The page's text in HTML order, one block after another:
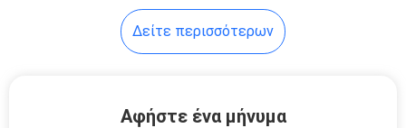
μίας χρήσης
Δείτε περισσότερων
Αφήστε ένα μήνυμα